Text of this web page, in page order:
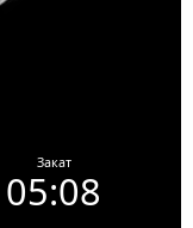
Закат
05:08